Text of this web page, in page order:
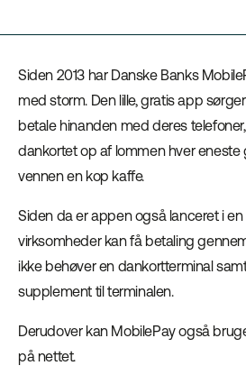
Siden 2013 har Danske Banks
med storm. Den lille, gratis app
betale hinanden med deres
dankortet op af lommen hver eneste
vennen en kop kaffe.
Siden da er appen også lanceret i
virksomheder kan få betaling
ikke behøver en dankortterminal
supplement til terminalen.
Derudover kan MobilePay også
på nettet.